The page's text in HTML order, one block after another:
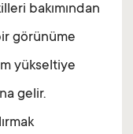
bakımından
görünüme
yükseltiye
gelir.